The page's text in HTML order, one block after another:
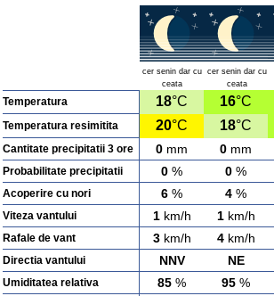
cer senin dar cu
ceata
cer senin dar cu
ceata
Temperatura 18°C 16°C
Temperatura resimitita 20°C 18°C
Cantitate precipitatii 3 ore 0 mm 0 mm
Probabilitate precipitatii 0 % 0 %
Acoperire cu nori 6 % 4 %
Viteza vantului 1km/h 1km/h
Rafale de vant 3km/h 4km/h
Directia vantului NNV NE
Umiditatea relativa 85 % 95 %